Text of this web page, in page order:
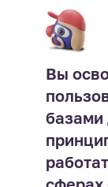
Вы
базами